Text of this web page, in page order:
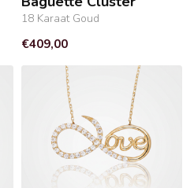
18 Karaat Goud
€409,00